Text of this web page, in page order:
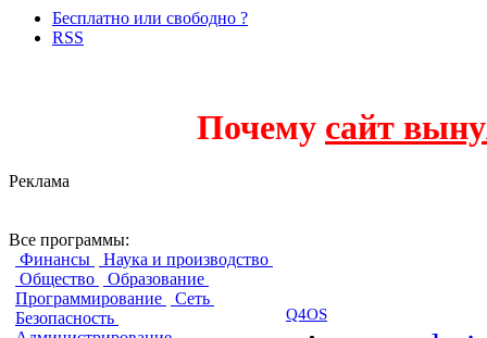
Бесплатно или свободно ?
RSS
Почему сайт
Реклама
Все программы:
Финансы
Наука и производство
Общество
Образование
Программирование
Сеть
Безопасность
Q4OS